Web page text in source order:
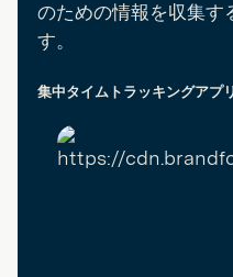
のための情報を収集す
す。
集中タイムトラッキングアプ